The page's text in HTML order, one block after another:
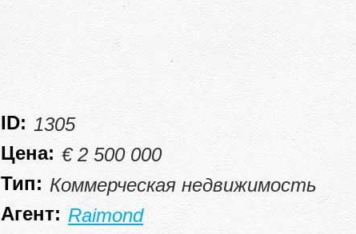
ID: 1305
Цена: € 2 500 000
Тип: Коммерческая недвижимость
Агент: Raimond